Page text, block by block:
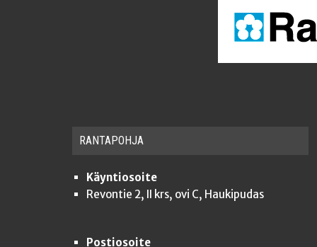
RAN­TA­POH­JA
Käyntiosoite
Revontie 2, II krs, ovi C, Haukipudas
Postiosoite